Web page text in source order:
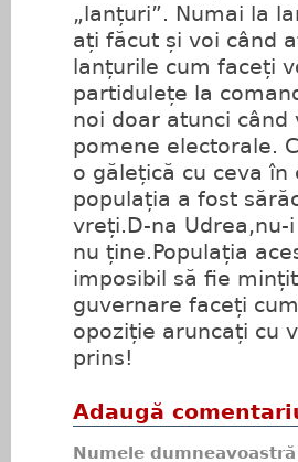
„lanțuri”. Numai la
ați făcut și voi când
lanțurile cum faceți
partidulețe la
noi doar atunci
pomene electorale.
o gălețică cu ceva în
populația a fost
vreți.D-na
nu ține.Populația
imposibil să fie
guvernare faceți
opoziție aruncați cu
prins!
Adaugă
Numele dumneavoastră